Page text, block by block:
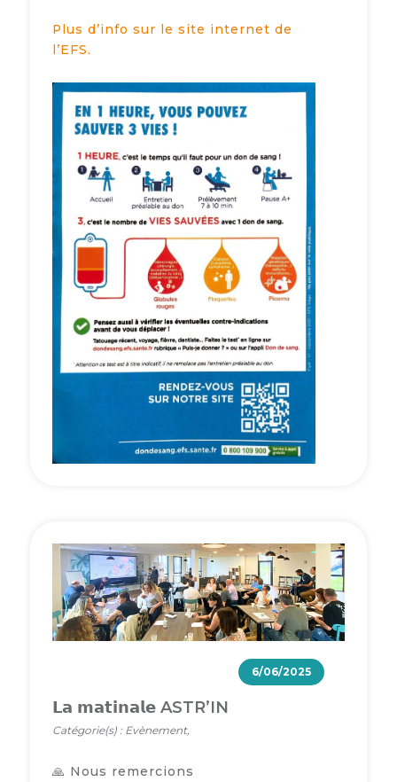
Plus d’info sur le site internet de
l’EFS.
6/06/2025
𝗟𝗮 𝗺𝗮𝘁𝗶𝗻𝗮𝗹𝗲 ASTR’​IN
Catégorie(s) : Evènement,
🙏 Nous remercions